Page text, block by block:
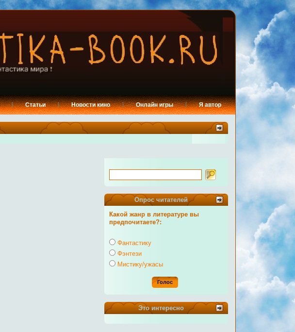
Статьи Новости кино Онлайн игры Я автор
Опрос читателей
Какой жанр в литературе вы
предпочитаете?:
Фантастику
Фэнтези
Мистику/ужасы
Это интересно